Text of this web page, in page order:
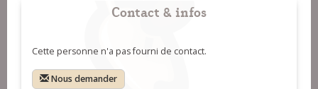
Contact & infos
Cette personne n'a pas fourni de contact.
Nous demander